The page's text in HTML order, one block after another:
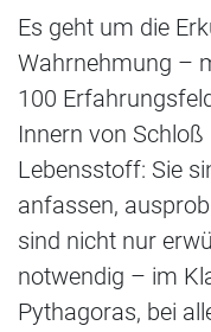
Es geht um die
Wahrnehmung –
100
Innern von
Lebensstoff: Sie
anfassen,
sind nicht nur
notwendig – im
Pythagoras, bei